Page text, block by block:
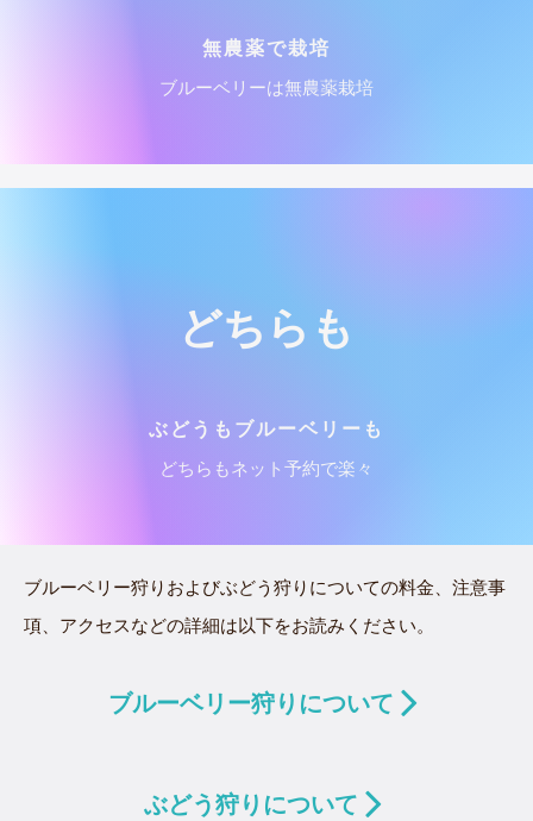
無農薬で栽培
ブルーベリーは無農薬栽培
どちらも
ぶどうもブルーベリーも
どちらもネット予約で楽々
ブルーベリー狩りおよびぶどう狩りについての料金、注意事
項、アクセスなどの詳細は以下をお読みください。
ブルーベリー狩りについて
ぶどう狩りについて